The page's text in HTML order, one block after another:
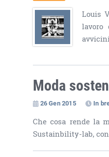
Louis
lavoro
Moda
26 Gen 2015 In
Che cosa rende la
Sustainbility-lab,